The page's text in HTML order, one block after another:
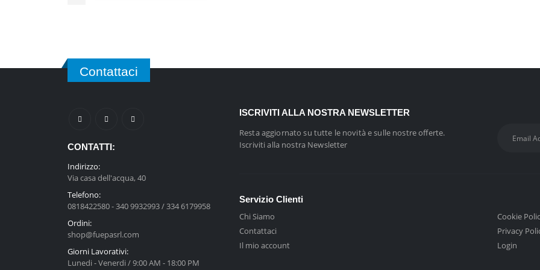
Contattaci
CONTATTI:
Indirizzo:
Via casa dell'acqua, 40
Telefono:
0818422580 - 340 9932993 / 334 6179958
Ordini:
shop@fuepasrl.com
Giorni Lavorativi:
Lunedi - Venerdi / 9:00 AM - 18:00 PM
ISCRIVITI ALLA NOSTRA NEWSLETTER
Resta aggiornato su tutte le novità e sulle nostre offerte.
Iscriviti alla nostra Newsletter
Servizio Clienti
Chi Siamo
Contattaci
Il mio account
Cookie
Privacy
Login